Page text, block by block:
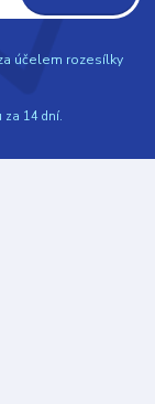
účelem rozesílky
za 14 dní.